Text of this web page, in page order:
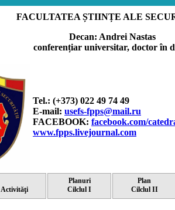
FACULTATEA ȘTIINȚE ALE
Decan: Andrei Nastas
conferențiar universitar, doctor în
Tel.: (+373) 022 49 74 49
E-mail: usefs-fpps@mail.ru
FACEBOOK: facebook.com/
www.fpps.livejournal.com
Activităţi
Planuri
Cilclul I
Plan
Cilclul II